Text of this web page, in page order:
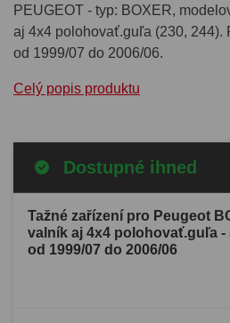
PEUGEOT - typ: BOXER,
aj 4x4 polohovať.guľa (230, 244).
od 1999/07 do 2006/06.
Celý popis produktu
Dostupné ihned
Tažné zařízení pro Peugeot
valník aj 4x4 polohovať.guľa
od 1999/07 do 2006/06